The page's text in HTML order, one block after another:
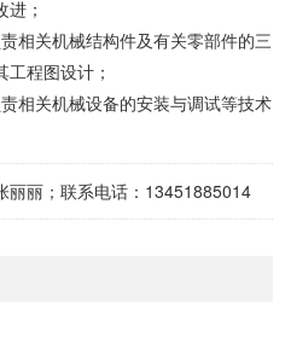
进；
相关机械结构件及有关零部件的三
工程图设计；
相关机械设备的安装与调试等技术
丽丽；联系电话：13451885014